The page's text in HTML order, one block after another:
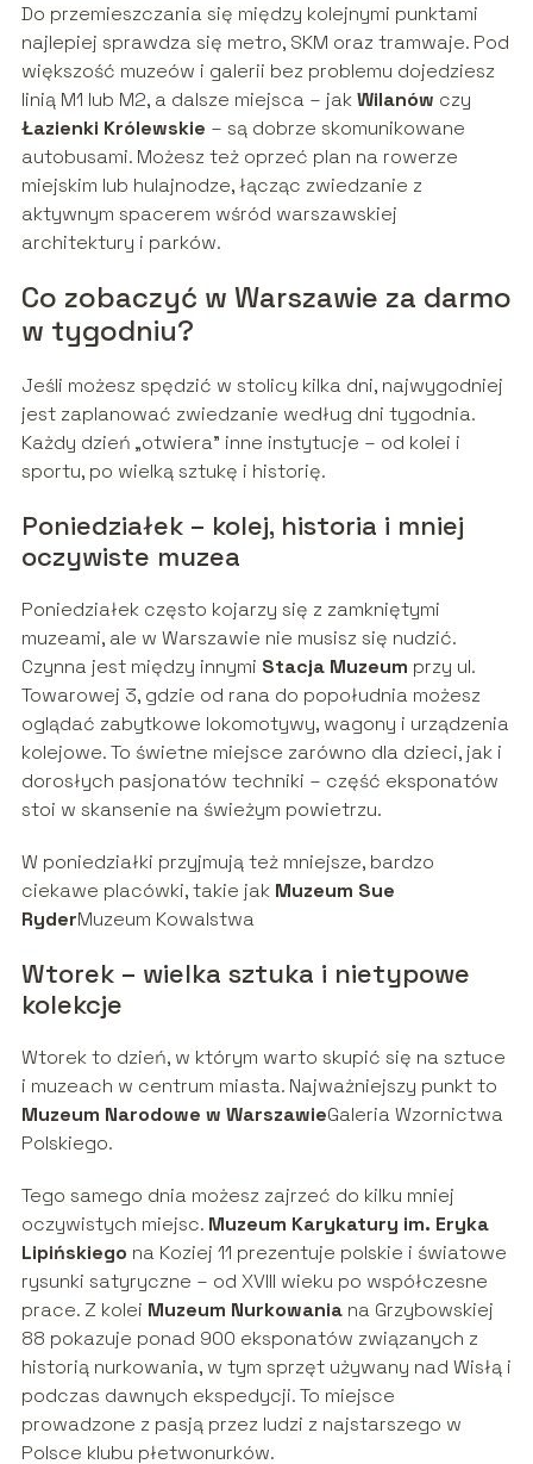
Do przemieszczania się między kolejnymi punktami
najlepiej sprawdza się metro, SKM oraz tramwaje. Pod
większość muzeów i galerii bez problemu dojedziesz
linią M1 lub M2, a dalsze miejsca – jakWilanów czy
Łazienki Królewskie – są dobrze skomunikowane
autobusami. Możesz też oprzeć plan na rowerze
miejskim lub hulajnodze, łącząc zwiedzanie z
aktywnym spacerem wśród warszawskiej
architektury i parków.
Co zobaczyć w Warszawie za darmo
w tygodniu?
Jeśli możesz spędzić w stolicy kilka dni, najwygodniej
jest zaplanować zwiedzanie według dni tygodnia.
Każdy dzień „otwiera” inne instytucje – od kolei i
sportu, po wielką sztukę i historię.
Poniedziałek – kolej, historia i mniej
oczywiste muzea
Poniedziałek często kojarzy się z zamkniętymi
muzeami, ale w Warszawie nie musisz się nudzić.
Czynna jest między innymi Stacja Muzeum przy ul.
Towarowej 3, gdzie od rana do popołudnia możesz
oglądać zabytkowe lokomotywy, wagony i urządzenia
kolejowe. To świetne miejsce zarówno dla dzieci, jak i
dorosłych pasjonatów techniki – część eksponatów
stoi w skansenie na świeżym powietrzu.
W poniedziałki przyjmują też mniejsze, bardzo
ciekawe placówki, takie jak Muzeum Sue
RyderMuzeum Kowalstwa
Wtorek – wielka sztuka i nietypowe
kolekcje
Wtorek to dzień, w którym warto skupić się na sztuce
i muzeach w centrum miasta. Najważniejszy punkt to
Muzeum Narodowe w WarszawieGaleria Wzornictwa
Polskiego.
Tego samego dnia możesz zajrzeć do kilku mniej
oczywistych miejsc. Muzeum Karykatury im. Eryka
Lipińskiego na Koziej 11 prezentuje polskie i światowe
rysunki satyryczne – od XVIII wieku po współczesne
prace. Z kolei Muzeum Nurkowaniana Grzybowskiej
88 pokazuje ponad 900 eksponatów związanych z
historią nurkowania, w tym sprzęt używany nad Wisłą i
podczas dawnych ekspedycji. To miejsce
prowadzone z pasją przez ludzi z najstarszego w
Polsce klubu płetwonurków.